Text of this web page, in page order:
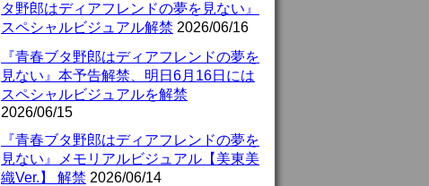
タ野郎はディアフレンドの夢を見ない』
スペシャルビジュアル解禁 2026/06/16
『青春ブタ野郎はディアフレンドの夢を
見ない』本予告解禁、明日6月16日には
スペシャルビジュアルを解禁
2026/06/15
『青春ブタ野郎はディアフレンドの夢を
見ない』メモリアルビジュアル【美東美
織Ver.】 解禁 2026/06/14